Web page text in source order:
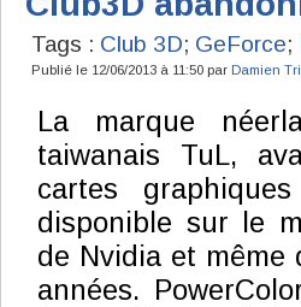
Tags : Club 3D; GeForce;
Publié le 12/06/2013 à 11:50 par Damien
La marque
taiwanais TuL,
cartes
disponible sur le
de Nvidia et même
années.